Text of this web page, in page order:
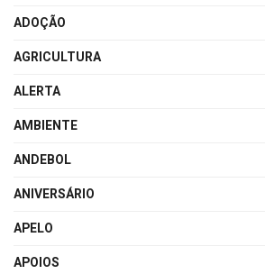
ADOÇÃO
AGRICULTURA
ALERTA
AMBIENTE
ANDEBOL
ANIVERSÁRIO
APELO
APOIOS